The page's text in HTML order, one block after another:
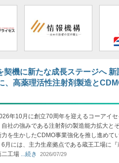
契機に新たな成長ステージへ 新
、高薬理活性注射剤製造と
年10月に創立70周年を迎えるコーアイセ
自社の強みである注射剤の製造能力拡大と
力を生かしたCDMO事業強化を推し進めて
6月には、主力生産拠点である蔵王工場に『
二工場 ...続き 2026/07/29